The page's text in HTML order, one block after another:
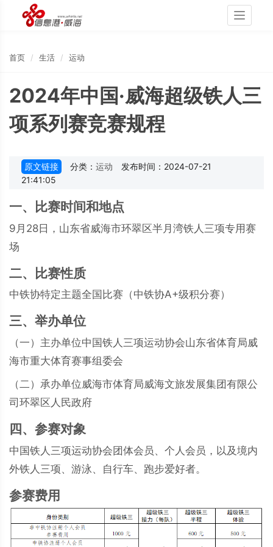
Toggle
首页 生活 运动
2024年中国·威海超级铁人三
项系列赛竞赛规程
原文链接 分类： 运动
发布时间：2024-07-21
21:41:05
一、比赛时间和地点
9月28日，山东省威海市环翠区半月湾铁人三项专用赛
场
二、比赛性质
中铁协特定主题全国比赛（中铁协A+级积分赛）
三、举办单位
（一）主办单位中国铁人三项运动协会山东省体育局威
海市重大体育赛事组委会
（二）承办单位威海市体育局威海文旅发展集团有限公
司环翠区人民政府
四、参赛对象
中国铁人三项运动协会团体会员、个人会员，以及境内
外铁人三项、游泳、自行车、跑步爱好者。
参赛费用